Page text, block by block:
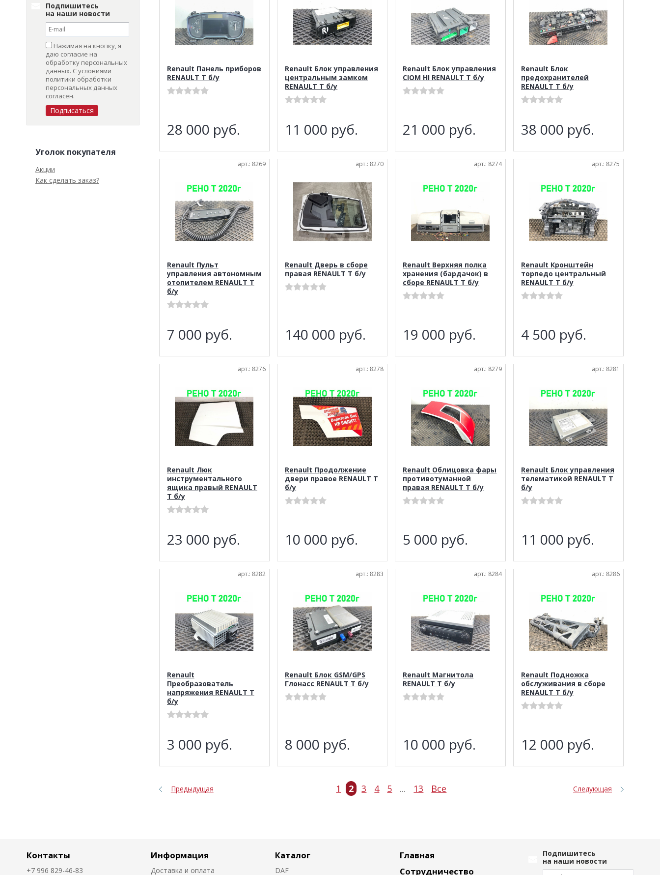
Подпишитесь
на наши новости
Нажимая на кнопку, я
даю согласие на
обработку персональных
данных. С условиями
политики обработки
персональных данных
согласен.
Уголок покупателя
Акции
Как сделать заказ?
Renault Панель приборов
RENAULT T б/у
28 000 руб.
Renault Блок управления
центральным замком
RENAULT T б/у
11 000 руб.
Renault Блок управления
CIOM HI RENAULT T б/у
21 000 руб.
Renault Блок
предохранителей
RENAULT T б/у
38 000 руб.
арт.: 8269
Renault Пульт
управления автономным
отопителем RENAULT T
б/у
7 000 руб.
арт.: 8270
Renault Дверь в сборе
правая RENAULT T б/у
140 000 руб.
арт.: 8274
Renault Верхняя полка
хранения (бардачок) в
сборе RENAULT T б/у
19 000 руб.
арт.: 8275
Renault Кронштейн
торпедо центральный
RENAULT T б/у
4 500 руб.
арт.: 8276
Renault Люк
инструментального
ящика правый RENAULT
T б/у
23 000 руб.
арт.: 8278
Renault Продолжение
двери правое RENAULT T
б/у
10 000 руб.
арт.: 8279
Renault Облицовка фары
противотуманной
правая RENAULT T б/у
5 000 руб.
арт.: 8281
Renault Блок управления
телематикой RENAULT T
б/у
11 000 руб.
арт.: 8282
Renault
Преобразователь
напряжения RENAULT T
б/у
3 000 руб.
арт.: 8283
Renault Блок GSM/GPS
Глонасс RENAULT T б/у
8 000 руб.
арт.: 8284
Renault Магнитола
RENAULT T б/у
10 000 руб.
арт.: 8286
Renault Подножка
обслуживания в сборе
RENAULT T б/у
12 000 руб.
1 2 3 4 5 ... 13 Все
Предыдущая Следующая
Контакты
+7 996 829-46-83
Информация
Доставка и оплата
Каталог
DAF
Главная
Сотрудничество
Подпишитесь
на наши новости